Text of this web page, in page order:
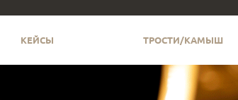
КЕЙСЫ ТРОСТИ/КАМЫШ